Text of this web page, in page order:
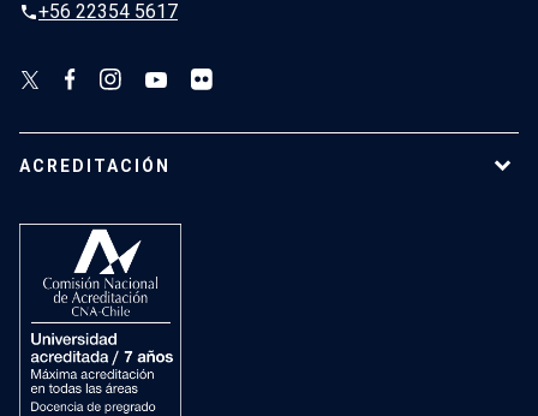
phone+56 22354 5617
ACREDITACIÓN